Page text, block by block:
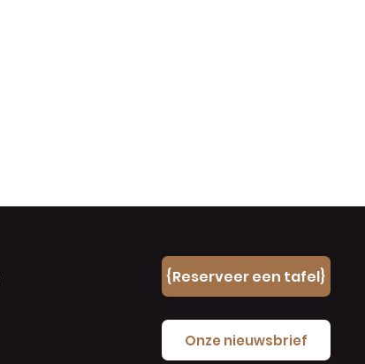
{Reserveer een tafel}
Onze nieuwsbrief